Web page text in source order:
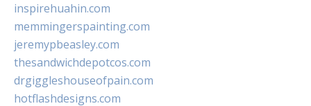
inspirehuahin.com
memmingerspainting.com
jeremypbeasley.com
thesandwichdepotcos.com
drgiggleshouseofpain.com
hotflashdesigns.com